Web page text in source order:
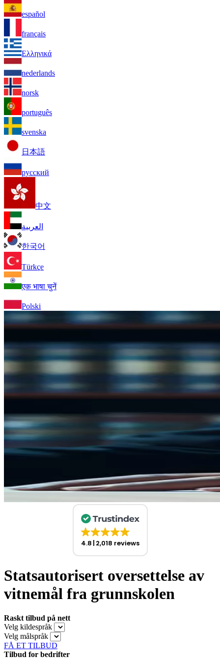
español
français
Ελληνικά
nederlands
norsk
português
svenska
日本語
русский
中文
العربية
한국어
Türkçe
एक भाषा चुनें
Polski
4.8 2,018 reviews
Statsautorisert oversettelse av
vitnemål fra grunnskolen
Raskt tilbud på nett
Velg kildespråk
Velg målspråk
FÅ ET TILBUD
Tilbud for bedrifter